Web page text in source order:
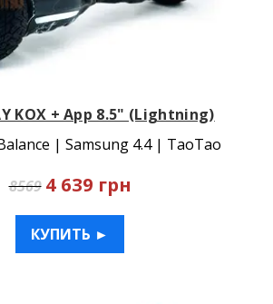
KOX + App 8.5" (Lightning)
| Samsung 4.4 | TaoTao
8569 4 639 грн
КУПИТЬ ►